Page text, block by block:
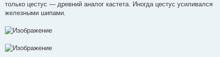
только цестус — древний аналог кастета. Иногда цестус усиливался
железными шипами.